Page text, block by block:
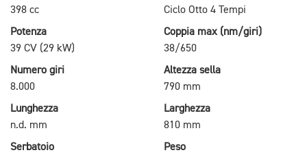
398 cc
Ciclo Otto 4 Tempi
Potenza
39 CV (29 kW)
Coppia max (nm/giri)
38/650
Numero giri
8.000
Altezza sella
790 mm
Lunghezza
n.d. mm
Larghezza
810 mm
Serbatoio
Peso